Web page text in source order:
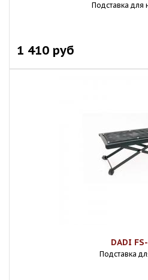
Подставка для
1 410 руб
DADI
Подставка